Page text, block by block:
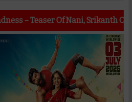
Of Nani, Srikanth Odela,